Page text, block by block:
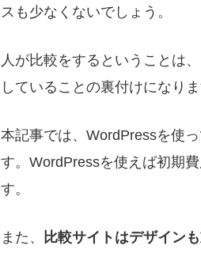
スも少なくないでしょう。
人が比較をするということは
していることの裏付けになりま
本記事では、WordPressを使
す。WordPressを使えば初期
す。
また、 比較サイトはデザイン